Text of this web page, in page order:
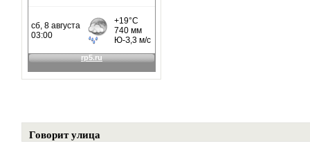
Говорит улица